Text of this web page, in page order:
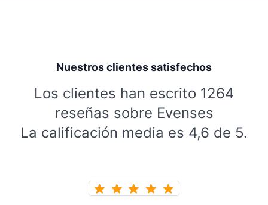
Nuestros clientes satisfechos
Los clientes han escrito 1264
reseñas sobre Evenses
La calificación media es 4,6 de 5.